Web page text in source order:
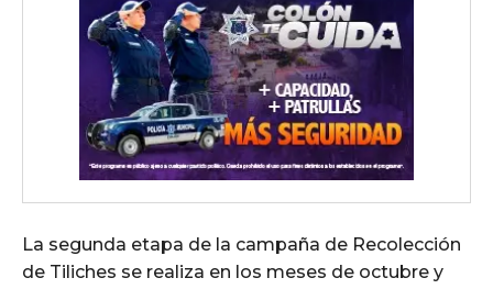
La segunda etapa de la campaña de Recolección
de Tiliches se realiza en los meses de octubre y